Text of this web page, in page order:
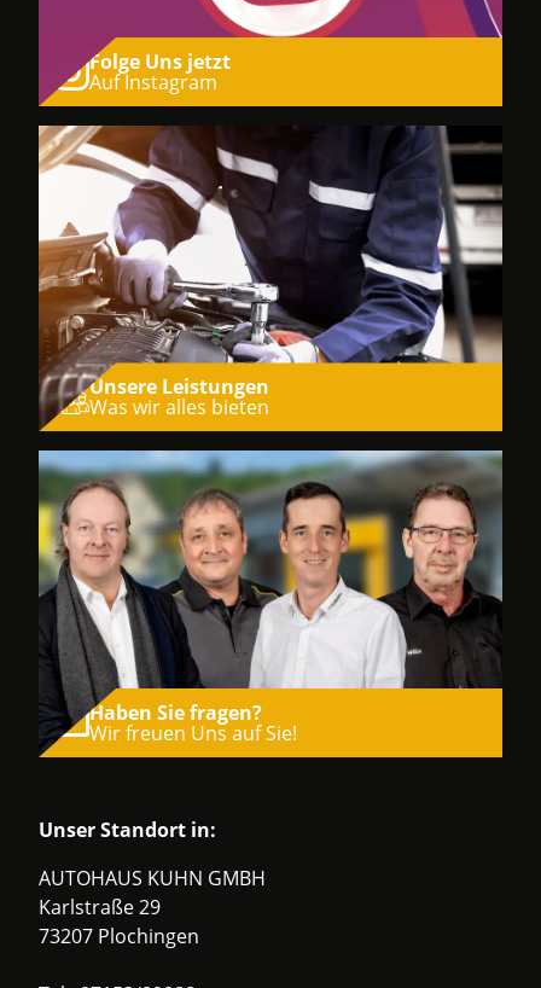
Folge Uns jetzt
Auf Instagram
Unsere Leistungen
Was wir alles bieten
Haben Sie fragen?
Wir freuen Uns auf Sie!
Unser Standort in:
AUTOHAUS KUHN GMBH
Karlstraße 29
73207 Plochingen